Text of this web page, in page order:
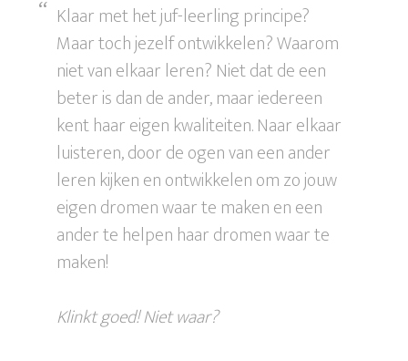
Klaar met het juf-leerling principe?
Maar toch jezelf ontwikkelen? Waarom
niet van elkaar leren? Niet dat de een
beter is dan de ander, maar iedereen
kent haar eigen kwaliteiten. Naar elkaar
luisteren, door de ogen van een ander
leren kijken en ontwikkelen om zo jouw
eigen dromen waar te maken en een
ander te helpen haar dromen waar te
maken!
Klinkt goed! Niet waar?